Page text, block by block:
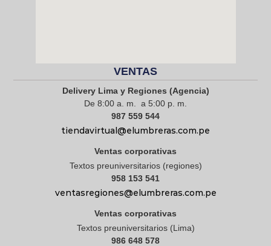
VENTAS
Delivery Lima y Regiones (Agencia)
De 8:00 a. m. a 5:00 p. m.
987 559 544
tiendavirtual@elumbreras.com.pe
Ventas corporativas
Textos preuniversitarios (regiones)
958 153 541
ventasregiones@elumbreras.com.pe
Ventas corporativas
Textos preuniversitarios (Lima)
986 648 578